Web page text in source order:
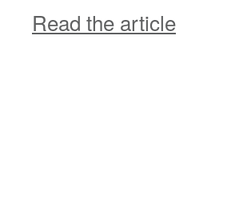
Read the article